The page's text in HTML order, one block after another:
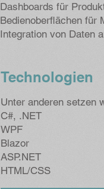
Dashboards für
Bedienoberflächen für
Integration von Daten
Technologien​
Unter anderen setzen
C#, .NET​
WPF
Blazor
ASP.NET
HTML/CSS